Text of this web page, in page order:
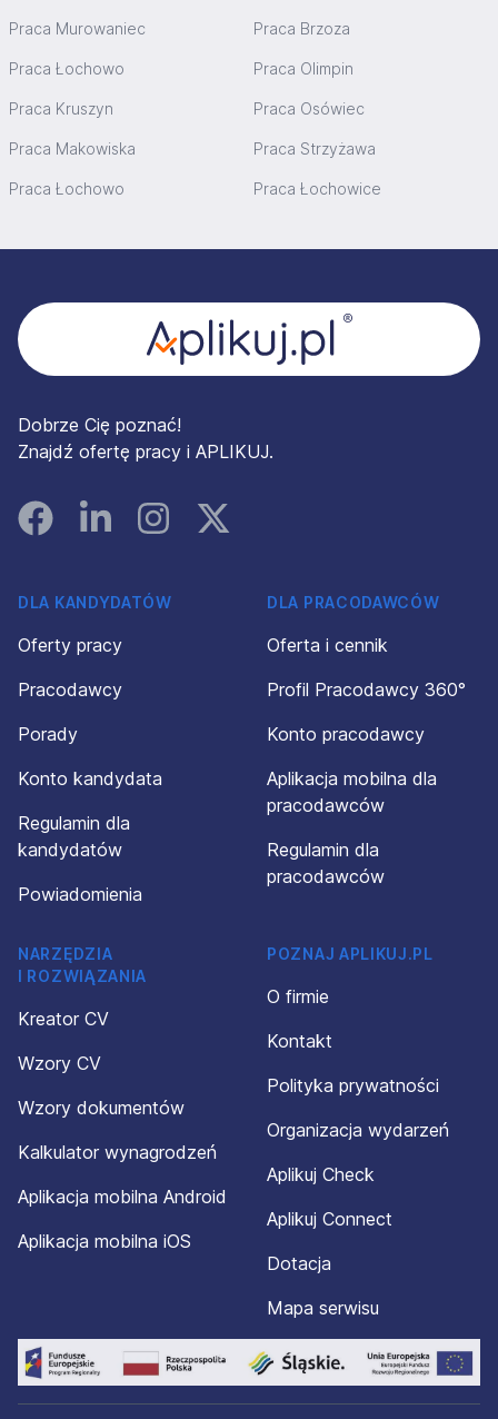
Praca Murowaniec Praca Brzoza
Praca Łochowo Praca Olimpin
Praca Kruszyn Praca Osówiec
Praca Makowiska Praca Strzyżawa
Praca Łochowo Praca Łochowice
Dobrze Cię poznać!
Znajdź ofertę pracy i APLIKUJ.
FacebookLinked InInstagramInstagram
DLA KANDYDATÓW
Oferty pracy
Pracodawcy
Porady
Konto kandydata
Regulamin dla
kandydatów
Powiadomienia
DLA PRACODAWCÓW
Oferta i cennik
Profil Pracodawcy 360°
Konto pracodawcy
Aplikacja mobilna dla
pracodawców
Regulamin dla
pracodawców
NARZĘDZIA
I ROZWIĄZANIA
Kreator CV
Wzory CV
Wzory dokumentów
Kalkulator wynagrodzeń
Aplikacja mobilna Android
Aplikacja mobilna iOS
POZNAJ APLIKUJ.PL
O firmie
Kontakt
Polityka prywatności
Organizacja wydarzeń
Aplikuj Check
Aplikuj Connect
Dotacja
Mapa serwisu